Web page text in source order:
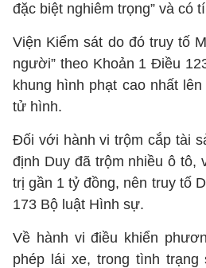
đặc biệt nghiêm trọng” và có
Viện Kiểm sát do đó truy tố
người” theo Khoản 1 Điều
khung hình phạt cao nhất
tử hình.
Đối với hành vi trộm cắp tài
định Duy đã trộm nhiều ô tô,
trị gần 1 tỷ đồng, nên truy tố
173 Bộ luật Hình sự.
Về hành vi điều khiển
phép lái xe, trong tình